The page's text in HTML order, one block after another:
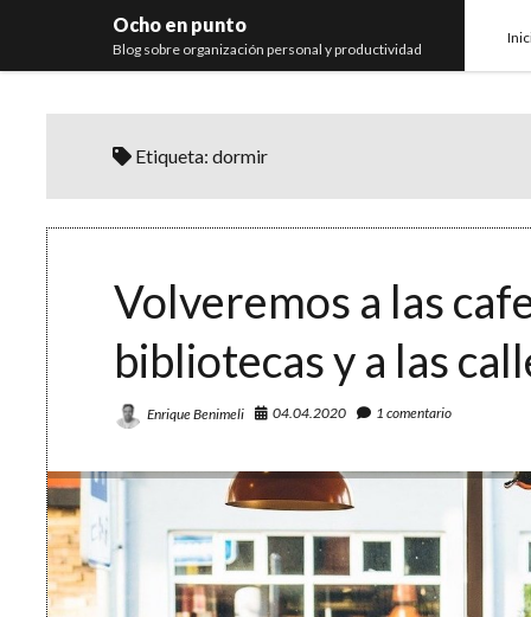
Ocho en punto
Blog sobre organización personal y productividad
Etiqueta:dormir
Volveremos a las
bibliotecas y a las
Enrique Benimeli 04.04.2020 1 comentario